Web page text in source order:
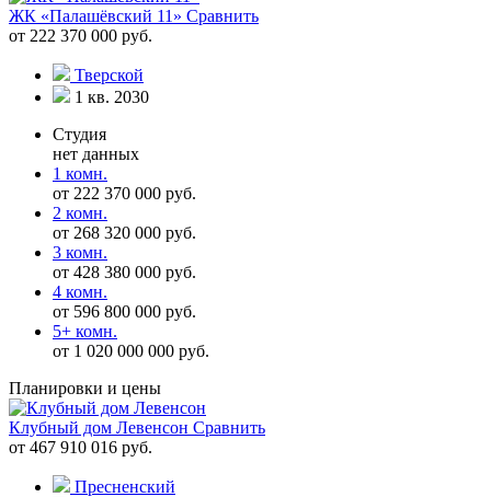
ЖК «Палашёвский 11» Сравнить
от 222 370 000 руб.
Тверской
1 кв. 2030
Студия
нет данных
1 комн.
от 222 370 000 руб.
2 комн.
от 268 320 000 руб.
3 комн.
от 428 380 000 руб.
4 комн.
от 596 800 000 руб.
5+ комн.
от 1 020 000 000 руб.
Планировки и цены
Клубный дом Левенсон Сравнить
от 467 910 016 руб.
Пресненский